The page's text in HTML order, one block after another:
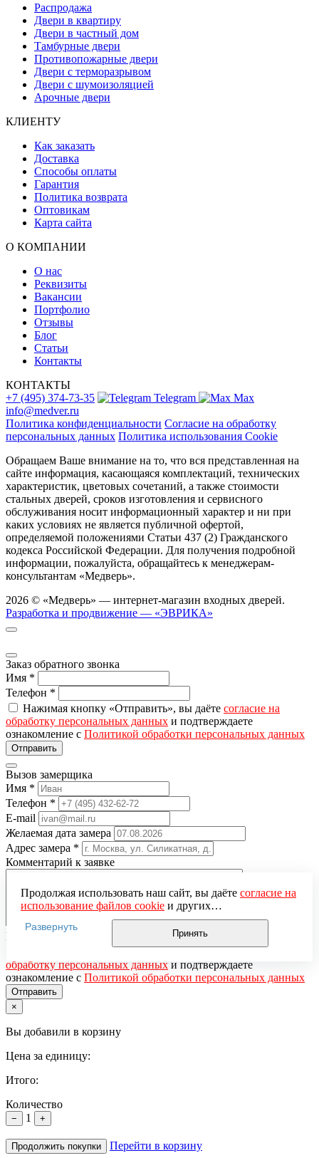
Распродажа
Двери в квартиру
Двери в частный дом
Тамбурные двери
Противопожарные двери
Двери с терморазрывом
Двери с шумоизоляцией
Арочные двери
КЛИЕНТУ
Как заказать
Доставка
Способы оплаты
Гарантия
Политика возврата
Оптовикам
Карта сайта
О КОМПАНИИ
О нас
Реквизиты
Вакансии
Портфолио
Отзывы
Блог
Статьи
Контакты
КОНТАКТЫ
+7 (495) 374-73-35
Telegram
Max
info@medver.ru
Политика конфиденциальности Согласие на обработку
персональных данных Политика использования Cookie
Обращаем Ваше внимание на то, что вся представленная на
сайте информация, касающаяся комплектаций, технических
характеристик, цветовых сочетаний, а также стоимости
стальных дверей, сроков изготовления и сервисного
обслуживания носит информационный характер и ни при
каких условиях не является публичной офертой,
определяемой положениями Статьи 437 (2) Гражданского
кодекса Российской Федерации. Для получения подробной
информации, пожалуйста, обращайтесь к менеджерам-
консультантам «Медверь».
2026 © «Медверь» — интернет-магазин входных дверей.
Разработка и продвижение — «ЭВРИКА»
Заказ обратного звонка
Имя *
Телефон *
Нажимая кнопку «Отправить», вы даёте согласие на
обработку персональных данных и подтверждаете
ознакомление с Политикой обработки персональных данных
Вызов замерщика
Имя *
Телефон *
E-mail
Желаемая дата замера
Адрес замера *
Комментарий к заявке
Понравившаяся модель
обработку персональных данных и подтверждаете
ознакомление с Политикой обработки персональных данных
Продолжая использовать наш сайт, вы даёте согласие на
использование файлов cookieи других
пользовательских данных (включая IP-адрес, сведения о
местоположении, устройстве, действиях на сайте и т. п.)
для функционирования сайта, проведения
использования систем аналитики (например,
Яндекс.Метрика), в соответствии с нашейПолитикой
Развернуть
Принять
×
Вы добавили в корзину
Цена за единицу:
Итого:
Количество
− 1 +
Продолжить покупки Перейти в корзину